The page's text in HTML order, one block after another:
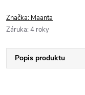
Značka: Maanta
Záruka: 4 roky
Popis produktu